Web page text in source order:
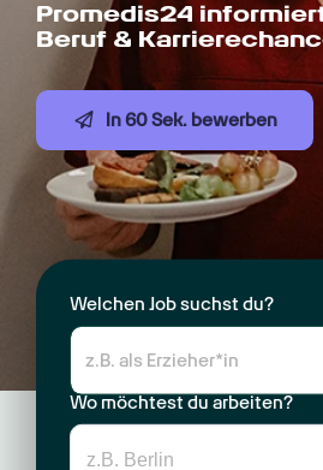
Promedis24
Beruf &
In 60 Sek. bewerben
Welchen Job suchst du?
Wo möchtest du arbeiten?